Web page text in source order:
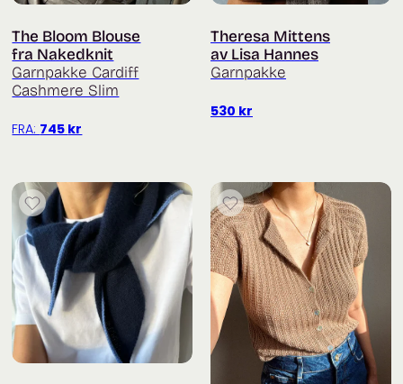
The Bloom Blouse
fra Nakedknit
Garnpakke Cardiff
Cashmere Slim
FRA: 745 kr
Theresa Mittens
av Lisa Hannes
Garnpakke
530 kr